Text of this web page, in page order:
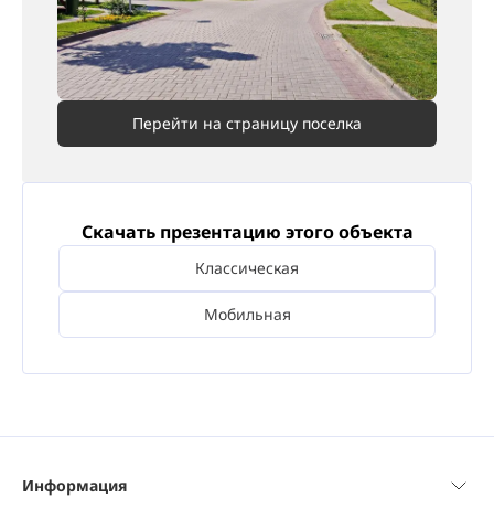
Перейти на страницу поселка
Скачать презентацию этого объекта
Классическая
Мобильная
Информация